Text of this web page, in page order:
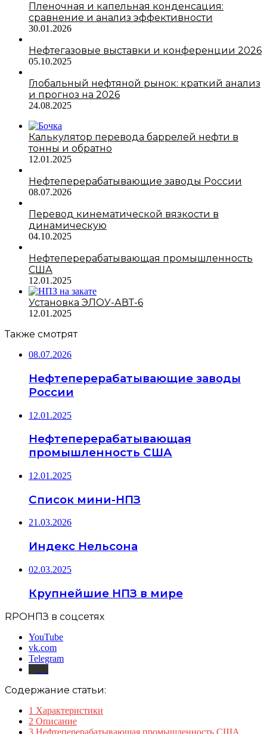
Пленочная и капельная конденсация:
сравнение и анализ эффективности
30.01.2026
Нефтегазовые выставки и конференции 2026
05.10.2025
Глобальный нефтяной рынок: краткий анализ
и прогноз на 2026
24.08.2025
Калькулятор перевода баррелей нефти в
тонны и обратно
12.01.2025
Нефтеперерабатывающие заводы России
08.07.2026
Перевод кинематической вязкости в
динамическую
04.10.2025
Нефтеперерабатывающая промышленность
США
12.01.2025
Установка ЭЛОУ-АВТ-6
12.01.2025
Также смотрят
08.07.2026
Нефтеперерабатывающие заводы
России
12.01.2025
Нефтеперерабатывающая
промышленность США
12.01.2025
Список мини-НПЗ
21.03.2026
Индекс Нельсона
02.03.2025
Крупнейшие НПЗ в мире
RPOНПЗ в соцсетях
YouTube
vk.com
Telegram
Содержание статьи:
1 Характеристики
2 Описание